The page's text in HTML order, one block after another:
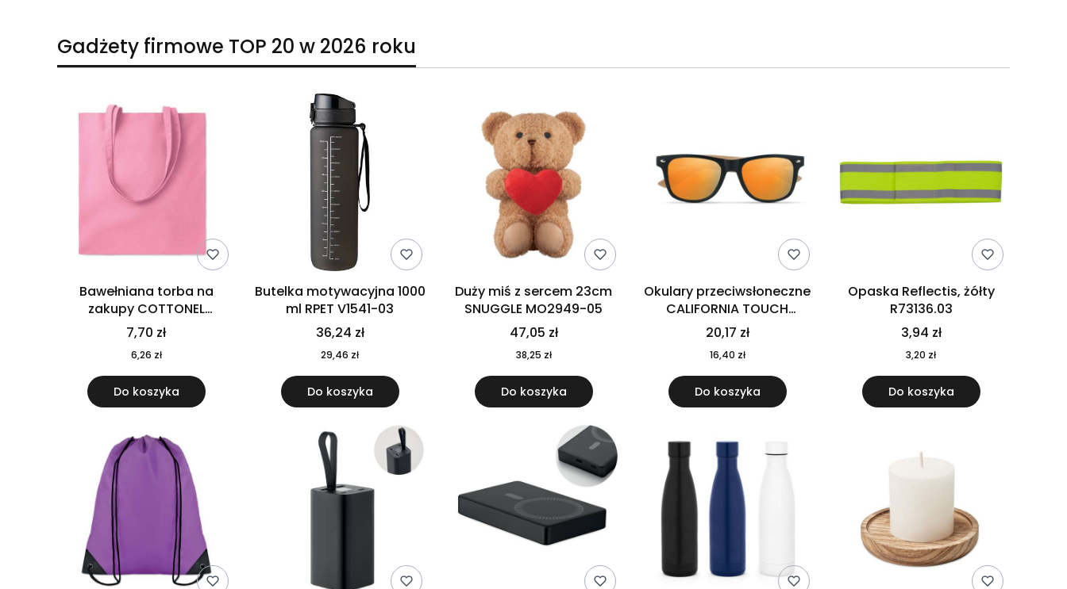
Gadżety firmowe TOP 20 w 2026 roku
Bawełniana torba na
zakupy COTTONEL
COLOUR++ MO9846-11
7,70 zł
6,26 zł
Do koszyka
Butelka motywacyjna 1000
ml RPET V1541-03
36,24 zł
29,46 zł
Do koszyka
Duży miś z sercem 23cm
SNUGGLE MO2949-05
47,05 zł
38,25 zł
Do koszyka
Okulary przeciwsłoneczne
CALIFORNIA TOUCH
MO9617-10
20,17 zł
16,40 zł
Do koszyka
Opaska Reflectis, żółty
R73136.03
3,94 zł
3,20 zł
Do koszyka